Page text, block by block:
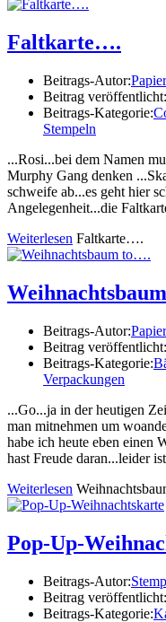
Faltkarte….
Beitrags-Autor:
Beitrag veröffentlicht:
Beitrags-Kategorie:
Stempeln
...Rosi...bei dem Namen
Murphy Gang denken
schweife ab...es geht hier
Angelegenheit...die
Weiterlesen Faltkarte….
Beitrags-Autor:
Beitrag veröffentlicht:
Beitrags-Kategorie:
Verpackungen
...Go...ja in der heutigen
man mitnehmen um
habe ich heute eben einen
hast Freude daran...leider
Weiterlesen
Pop-Up-
Beitrags-Autor:
Beitrag veröffentlicht:
Beitrags-Kategorie: